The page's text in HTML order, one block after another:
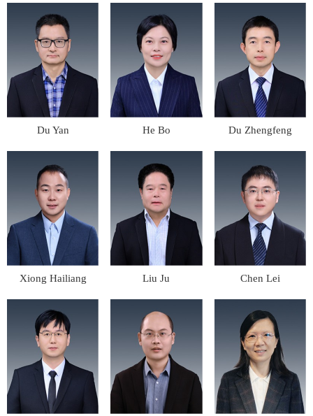
Du Yan He Bo Du Zhengfeng
Xiong Hailiang Liu Ju Chen Lei